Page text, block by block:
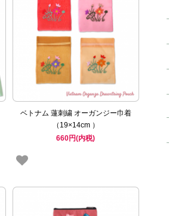
ベトナム 蓮刺繍 オーガンジー巾着
（19×14cm ）
660円(内税)